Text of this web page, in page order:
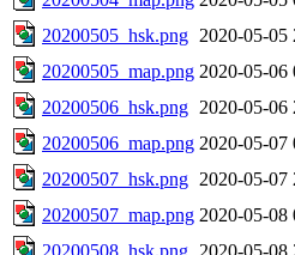
20200505_hsk.png 2020-05-05
20200505_map.png 2020-05-06
20200506_hsk.png 2020-05-06
20200506_map.png 2020-05-07
20200507_hsk.png 2020-05-07
20200507_map.png 2020-05-08
20200508_hsk.png 2020-05-08